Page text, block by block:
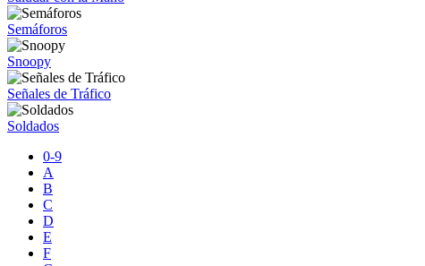
Semáforos
Snoopy
Señales de Tráfico
Soldados
0-9
A
B
C
D
E
F